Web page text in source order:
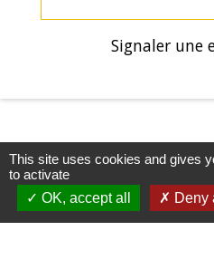
Signaler une
This site uses cookies and gives
to activate
OK, accept all
Deny